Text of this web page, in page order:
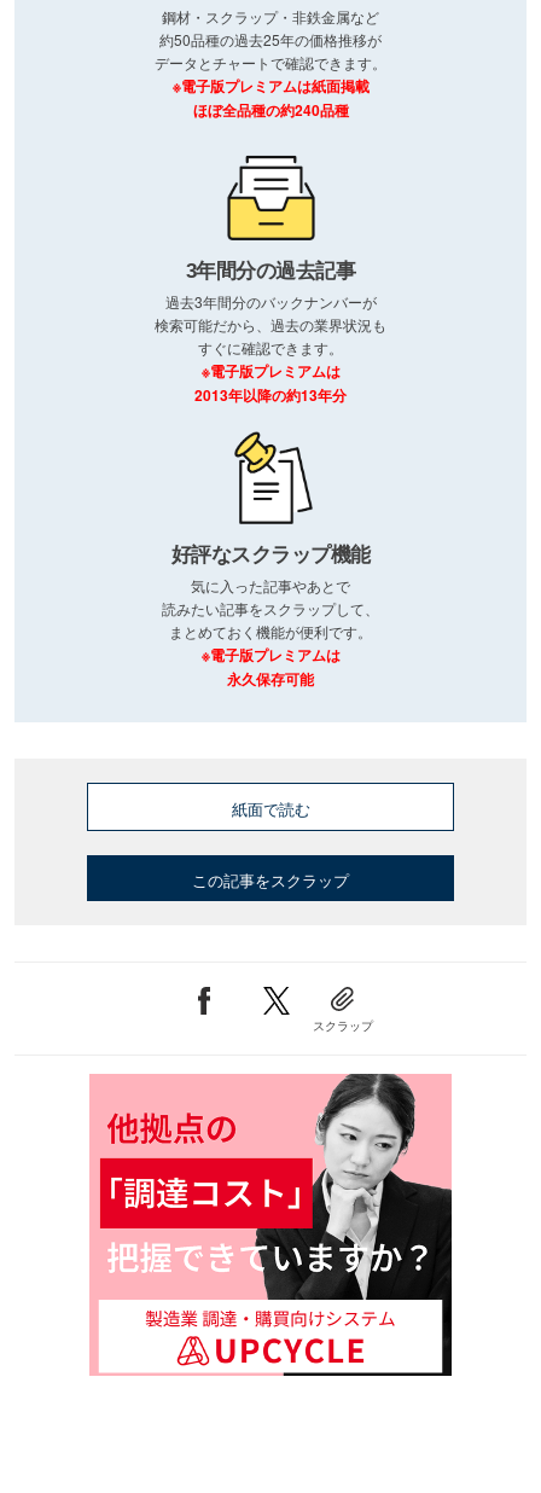
鋼材・スクラップ・非鉄金属など
約50品種の過去25年の価格推移が
データとチャートで確認できます。
※電子版プレミアムは紙面掲載
ほぼ全品種の約240品種
3年間分の過去記事
過去3年間分のバックナンバーが
検索可能だから、過去の業界状況も
すぐに確認できます。
※電子版プレミアムは
2013年以降の約13年分
好評なスクラップ機能
気に入った記事やあとで
読みたい記事をスクラップして、
まとめておく機能が便利です。
※電子版プレミアムは
永久保存可能
紙面で読む
この記事をスクラップ
スクラップ